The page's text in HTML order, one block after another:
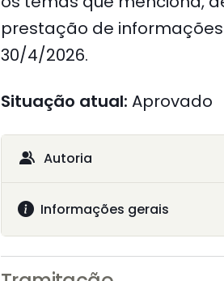
prestação de
30/4/2026.
Situação atual: Aprovado
Autoria
Informações gerais